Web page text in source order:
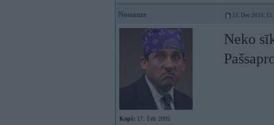
Noname 11. Dec 2018,
Kopš: 17. Feb 2005
Neko